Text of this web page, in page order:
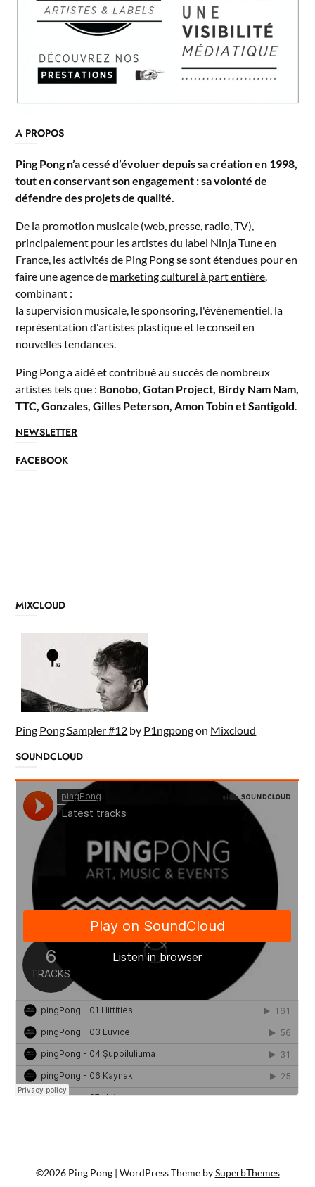
A PROPOS
Ping Pong n’a cessé d’évoluer depuis sa création en 1998,
tout en conservant son engagement : sa volonté de
défendre des projets de qualité.
De la promotion musicale (web, presse, radio, TV),
principalement pour les artistes du label Ninja Tuneen
France, les activités de Ping Pong se sont étendues pour en
faire une agence de marketing culturel à part entière
combinant :
la supervision musicale, le sponsoring, l'évènementiel, la
représentation d'artistes plastique et le conseil en
nouvelles tendances.
Ping Pong a aidé et contribué au succès de nombreux
artistes tels que : Bonobo, Gotan Project, Birdy Nam Nam,
TTC, Gonzales, Gilles Peterson, Amon Tobin et Santigold
NEWSLETTER
FACEBOOK
MIXCLOUD
Ping Pong Sampler #12 by P1ngpongon Mixcloud
SOUNDCLOUD
©2026 Ping Pong | WordPress Theme bySuperbThemes